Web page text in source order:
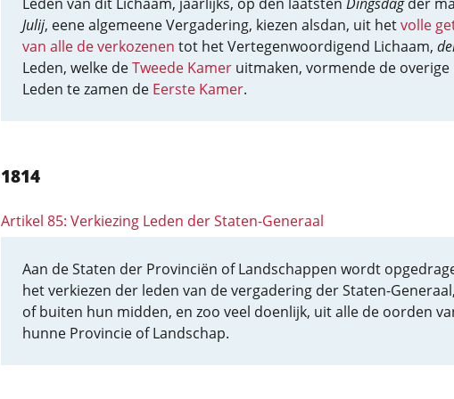
Julij, eene algemeene Vergadering, kiezen alsdan, uit hetvolle
van alle de verkozenen tot het Vertegenwoordigend Lichaam,
Leden, welke deTweede Kameruitmaken, vormende de overige
Leden te zamen de Eerste Kamer.
1814
Artikel 85: Verkiezing Leden der Staten-Generaal
Aan de Staten der Provinciën of Landschappen wordt
het verkiezen der leden van de vergadering der Staten-
of buiten hun midden, en zoo veel doenlijk, uit alle de oorden
hunne Provincie of Landschap.